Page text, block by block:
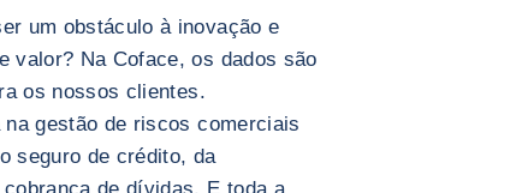
um obstáculo à inovação e
valor? Na Coface, os dados são
os nossos clientes.
gestão de riscos comerciais
seguro de crédito, da